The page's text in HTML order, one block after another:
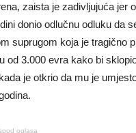
zaista je zadivljujuća jer
donio odlučnu odluku da
suprugom koja je tragično
od 3.000 evra kako bi
je otkrio da mu je
oglasa